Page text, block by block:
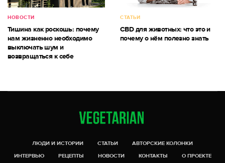
НОВОСТИ
Тишина как роскошь: почему
нам жизненно необходимо
выключать шум и
возвращаться к себе
СТАТЬИ
CBD для животных: что это и
почему о нём полезно знать
ЛЮДИ И ИСТОРИИ СТАТЬИ
АВТОРСКИЕ КОЛОНКИ
ИНТЕРВЬЮ
РЕЦЕПТЫ НОВОСТИ КОНТАКТЫ О ПРОЕКТЕ